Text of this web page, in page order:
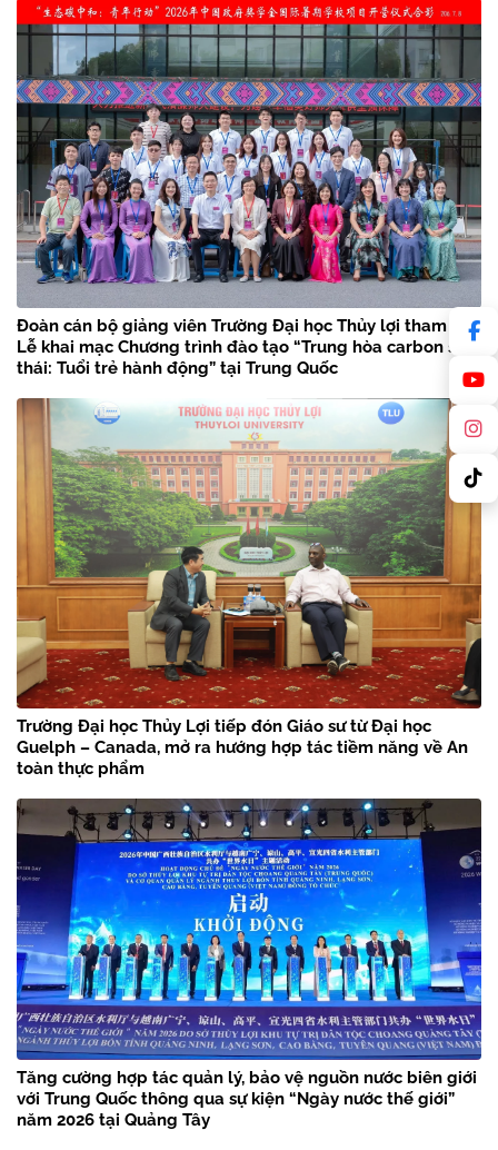
Đoàn cán bộ giảng viên Trường Đại học Thủy lợi tham dự
Lễ khai mạc Chương trình đào tạo “Trung hòa carbon sinh
thái: Tuổi trẻ hành động” tại Trung Quốc
Trường Đại học Thủy Lợi tiếp đón Giáo sư từ Đại học
Guelph – Canada, mở ra hướng hợp tác tiềm năng về An
toàn thực phẩm
Tăng cường hợp tác quản lý, bảo vệ nguồn nước biên giới
với Trung Quốc thông qua sự kiện “Ngày nước thế giới”
năm 2026 tại Quảng Tây